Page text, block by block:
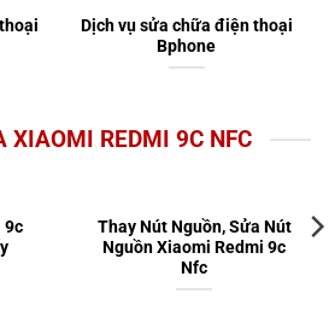
Dịch vụ sửa chữa điện thoại
Bphone
XIAOMI REDMI 9C NFC
9c
Thay Nút Nguồn, Sửa Nút
Nguồn Xiaomi Redmi 9c
Nfc